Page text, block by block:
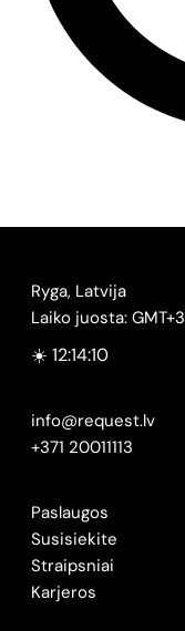
Ryga, Latvija
Laiko juosta: GMT+3
☀️ 12:14:10
info@request.lv
+371 20011113
Paslaugos
Susisiekite
Straipsniai
Karjeros